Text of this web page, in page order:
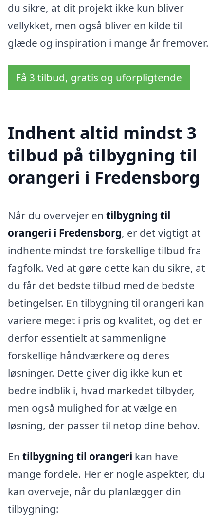
du sikre, at dit projekt ikke kun bliver
vellykket, men også bliver en kilde til
glæde og inspiration i mange år fremover.
Få 3 tilbud, gratis og uforpligtende
Indhent altid mindst 3
tilbud på tilbygning til
orangeri i Fredensborg
Når du overvejer en tilbygning til
orangeri i Fredensborg, er det vigtigt at
indhente mindst tre forskellige tilbud fra
fagfolk. Ved at gøre dette kan du sikre, at
du får det bedste tilbud med de bedste
betingelser. En tilbygning til orangeri kan
variere meget i pris og kvalitet, og det er
derfor essentielt at sammenligne
forskellige håndværkere og deres
løsninger. Dette giver dig ikke kun et
bedre indblik i, hvad markedet tilbyder,
men også mulighed for at vælge en
løsning, der passer til netop dine behov.
En tilbygning til orangeri kan have
mange fordele. Her er nogle aspekter, du
kan overveje, når du planlægger din
tilbygning: